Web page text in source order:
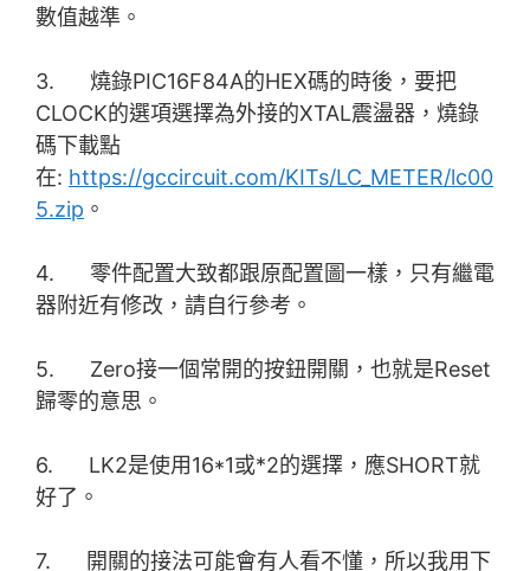
數值越準。
3. 燒錄PIC16F84A的HEX碼的時後，要把
CLOCK的選項選擇為外接的XTAL震盪器，燒錄
碼下載點
在: https://gccircuit.com/KITs/LC_METER/lc00
5.zip 。
4. 零件配置大致都跟原配置圖一樣，只有繼電
器附近有修改，請自行參考。
5. Zero接一個常開的按鈕開關，也就是Reset
歸零的意思。
6. LK2是使用16*1或*2的選擇，應SHORT就
好了。
7. 開關的接法可能會有人看不懂，所以我用下